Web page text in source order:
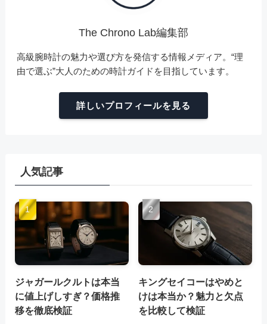
The Chrono Lab編集部
高級腕時計の魅力や選び方を発信する情報メディア。“理
由で選ぶ”大人のための時計ガイドを目指しています。
詳しいプロフィールを見る
人気記事
ジャガールクルトは本当
に値上げしすぎ？価格推
移を徹底検証
キングセイコーはやめと
けは本当か？魅力と欠点
を比較して検証